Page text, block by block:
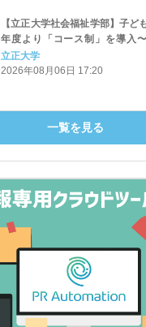
【立正大学社会福祉学部】子ど
年度より「コース制」を導入
「初等教育」「子ども心理」の3
すキャリアと学びを明確化〜
立正大学
2026年08月06日 17:20
一覧を見る